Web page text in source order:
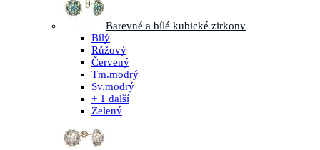
Barevné a bílé kubické zirkony
Bílý
Růžový
Červený
Tm.modrý
Sv.modrý
+ 1 další
Zelený